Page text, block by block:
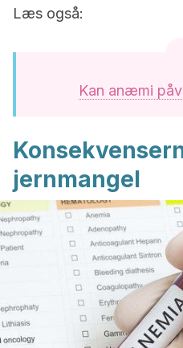
Læs også:
Kan anæmi
jernmangel